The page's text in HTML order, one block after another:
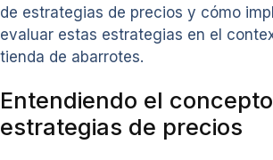
de estrategias de precios y cómo
evaluar estas estrategias en el
tienda de abarrotes.
Entendiendo el
estrategias de precios